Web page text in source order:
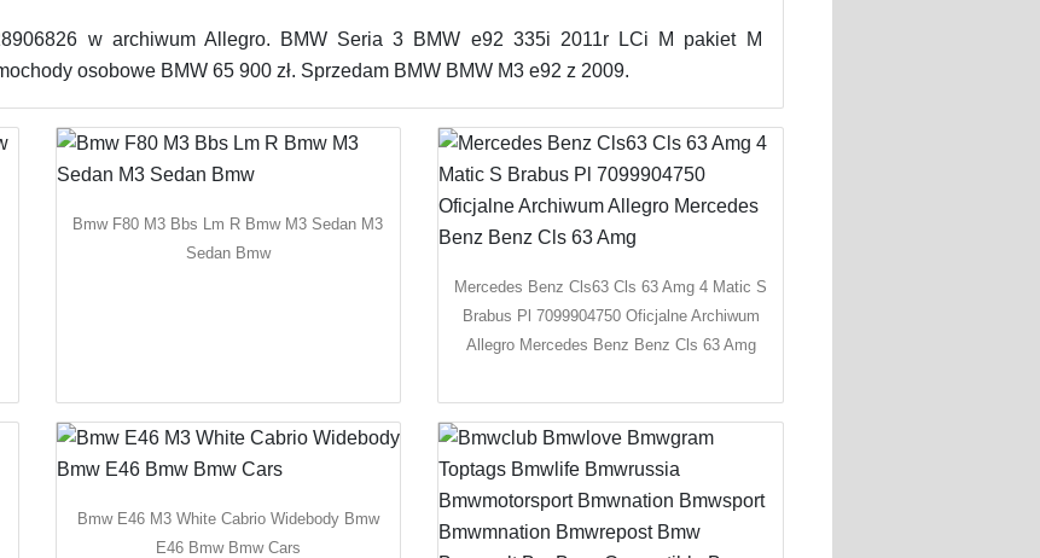
w archiwum Allegro. BMW Seria 3 BMW e92 335i 2011r LCi M pakiet M
osobowe BMW 65 900 zł. Sprzedam BMW BMW M3 e92 z 2009.
Bmw F80 M3 Bbs Lm R Bmw M3 Sedan M3
Sedan Bmw
Mercedes Benz Cls63 Cls 63 Amg 4 Matic S
Brabus Pl 7099904750 Oficjalne Archiwum
Allegro Mercedes Benz Benz Cls 63 Amg
Bmw E46 M3 White Cabrio Widebody Bmw
E46 Bmw Bmw Cars